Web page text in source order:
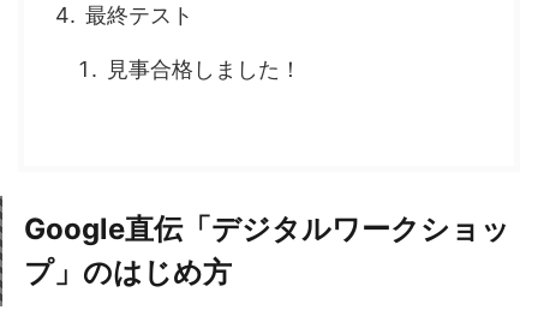
最終テスト
見事合格しました！
Google直伝「デジタルワークショッ
プ」のはじめ方